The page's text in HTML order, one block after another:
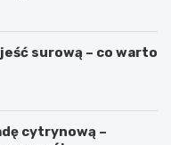
surową – co warto
cytrynową –